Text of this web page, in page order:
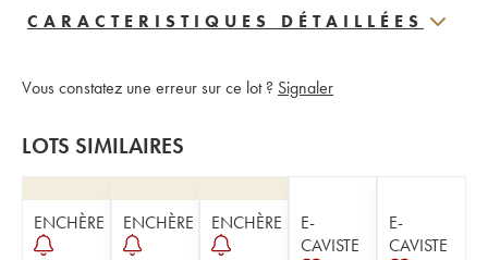
CARACTERISTIQUES DÉTAILLÉES
Vous constatez une erreur sur ce lot ? Signaler
LOTS SIMILAIRES
ENCHÈRE ENCHÈRE ENCHÈRE
E-
CAVISTE
E-
CAVISTE